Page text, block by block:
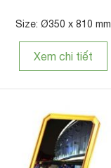
Size: Ø350 x 810 mm
Xem chi tiết